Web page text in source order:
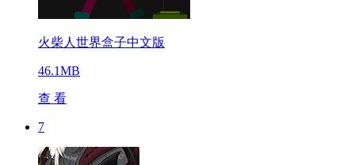
火柴人世界盒子中文版
46.1MB
查 看
7